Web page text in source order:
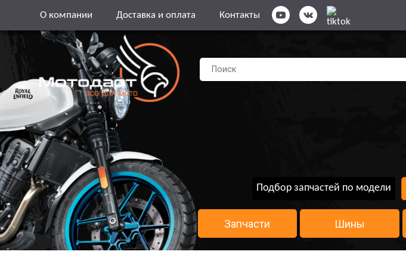
О компании Доставка и оплата Контакты
Подбор запчастей по модели
Запчасти Шины